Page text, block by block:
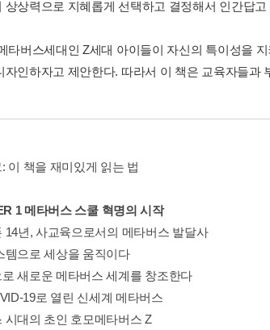
상상력으로 지혜롭게 선택하고 결정해서 인간답
타버스세대인 Z세대 아이들이 자신의 특이성을
자인하자고 제안한다. 따라서 이 책은 교육자들과
이 책을 재미있게 읽는 법
1 메타버스 스쿨 혁명의 시작
14년, 사교육으로서의 메타버스 발달사
템으로 세상을 움직이다
새로운 메타버스 세계를 창조한다
19로 열린 신세계 메타버스
시대의 초인 호모메타버스 Z